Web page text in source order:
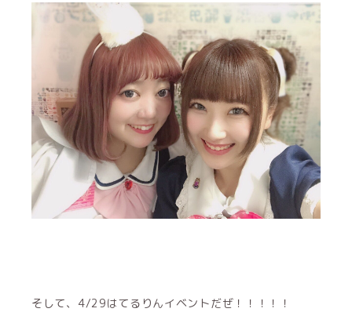
そして、4/29はてるりんイベントだぜ！！！！！